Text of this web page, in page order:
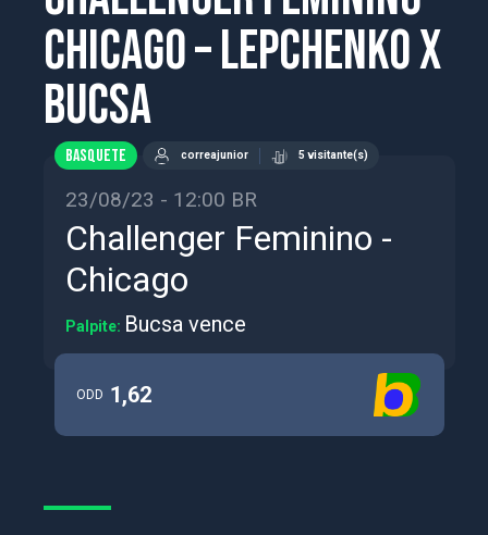
Chicago – Lepchenko x
Bucsa
BASQUETE correajunior 5 visitante(s)
23/08/23 - 12:00 BR
Challenger Feminino -
Chicago
Palpite: Bucsa vence
ODD 1,62